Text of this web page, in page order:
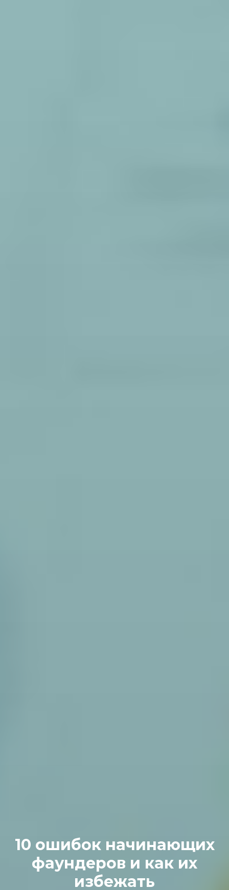
10 ошибок начинающих
фаундеров и как их
избежать